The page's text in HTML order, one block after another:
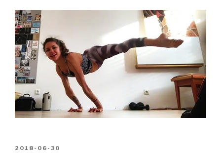
BEKÜLDVE:
2018-06-30